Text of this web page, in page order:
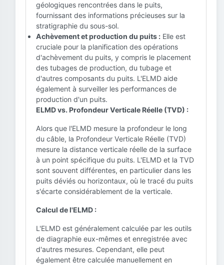
géologiques rencontrées dans le puits,
fournissant des informations précieuses sur la
stratigraphie du sous-sol.
Achèvement et production du puits : Elle est
cruciale pour la planification des opérations
d'achèvement du puits, y compris le placement
des tubages de production, du tubage et
d'autres composants du puits. L'ELMD aide
également à surveiller les performances de
production d'un puits.
ELMD vs. Profondeur Verticale Réelle (TVD) :
Alors que l'ELMD mesure la profondeur le long
du câble, la Profondeur Verticale Réelle (TVD)
mesure la distance verticale réelle de la surface
à un point spécifique du puits. L'ELMD et la TVD
sont souvent différentes, en particulier dans les
puits déviés ou horizontaux, où le tracé du puits
s'écarte considérablement de la verticale.
Calcul de l'ELMD :
L'ELMD est généralement calculée par les outils
de diagraphie eux-mêmes et enregistrée avec
d'autres mesures. Cependant, elle peut
également être calculée manuellement en